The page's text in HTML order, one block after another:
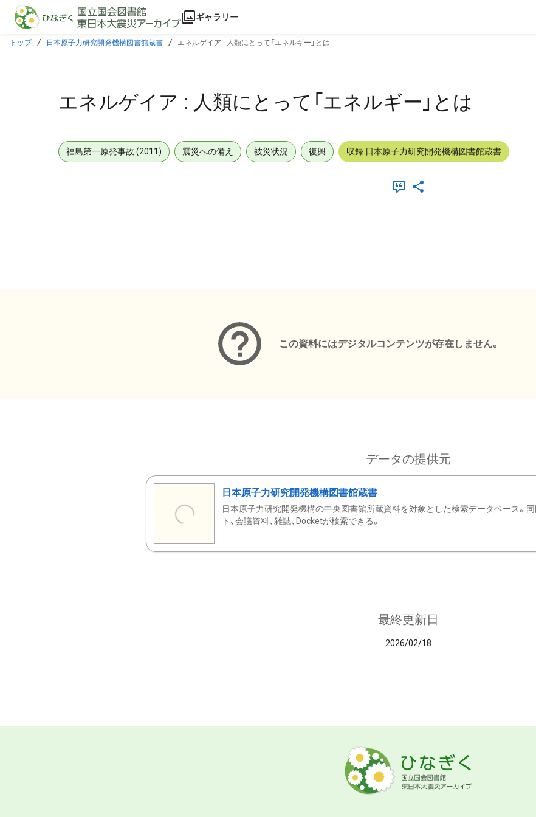
本文に飛ぶ
ギャラリー
トップ 日本原子力研究開発機構図書館蔵書 エネルゲイア : 人類にとって「エネルギー」とは
エネルゲイア : 人類にとって「エネルギー」とは
福島第一原発事故 (2011) 震災への備え 被災状況 復興 収録:日本原子力研究開発機構図書館蔵書
この資料にはデジタルコンテンツが存在しません。
データの提供元
日本原子力研究開発機構図書館蔵書
日本原子力研究開発機構の中央図書館所蔵資料を対象とした検索データベース。
ト、会議資料、雑誌、Docketが検索できる。
最終更新日
2026/02/18